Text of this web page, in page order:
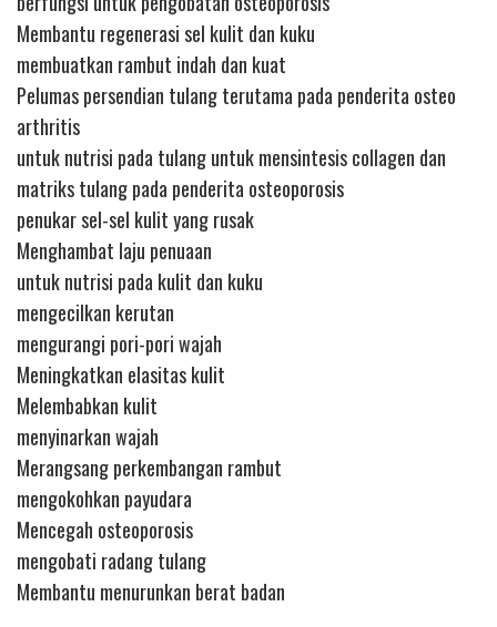
Membantu regenerasi sel kulit dan kuku
membuatkan rambut indah dan kuat
Pelumas persendian tulang terutama pada penderita osteo
arthritis
untuk nutrisi pada tulang untuk mensintesis collagen dan
matriks tulang pada penderita osteoporosis
penukar sel-sel kulit yang rusak
Menghambat laju penuaan
untuk nutrisi pada kulit dan kuku
mengecilkan kerutan
mengurangi pori-pori wajah
Meningkatkan elasitas kulit
Melembabkan kulit
menyinarkan wajah
Merangsang perkembangan rambut
mengokohkan payudara
Mencegah osteoporosis
mengobati radang tulang
Membantu menurunkan berat badan